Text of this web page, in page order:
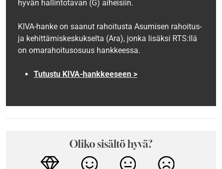
hyvän hallintotavan (G) aiheisiin.
KIVA-hanke on saanut rahoitusta Asumisen rahoitus-
ja kehittämiskeskukselta (Ara), jonka lisäksi RTS:llä
on omarahoitusosuus hankkeessa.
Tutustu KIVA-hankkeeseen >
Oliko sisältö hyvä?